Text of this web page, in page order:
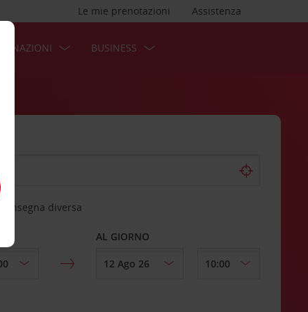
Assistenza
Le mie prenotazioni
BUSINESS
diversa
AL GIORNO